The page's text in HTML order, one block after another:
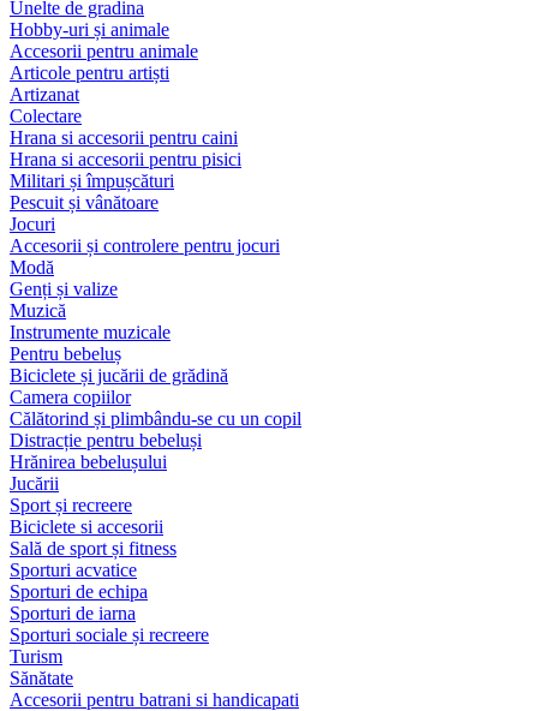
Unelte de gradina
Hobby-uri și animale
Accesorii pentru animale
Articole pentru artiști
Artizanat
Colectare
Hrana si accesorii pentru caini
Hrana si accesorii pentru pisici
Militari și împușcături
Pescuit și vânătoare
Jocuri
Accesorii și controlere pentru jocuri
Modă
Genți și valize
Muzică
Instrumente muzicale
Pentru bebeluș
Biciclete și jucării de grădină
Camera copiilor
Călătorind și plimbându-se cu un copil
Distracție pentru bebeluși
Hrănirea bebelușului
Jucării
Sport și recreere
Biciclete si accesorii
Sală de sport și fitness
Sporturi acvatice
Sporturi de echipa
Sporturi de iarna
Sporturi sociale și recreere
Turism
Sănătate
Accesorii pentru batrani si handicapati